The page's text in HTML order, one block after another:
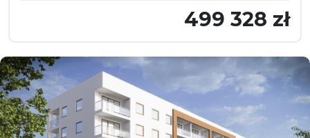
499 328 zł